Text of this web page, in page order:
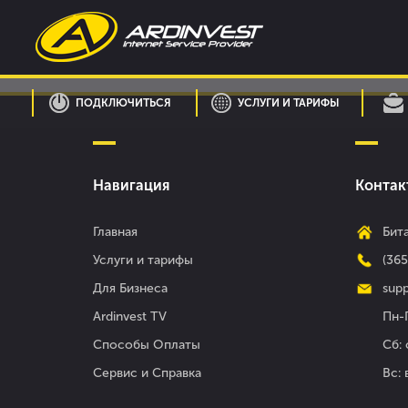
content
ПОДКЛЮЧИТЬСЯ УСЛУГИ И ТАРИФЫ
Навигация
Главная
Услуги и тарифы
Для Бизнеса
Ardinvest TV
Способы Оплаты
Сервис и Справка
Пн-
Сб:
Вс: